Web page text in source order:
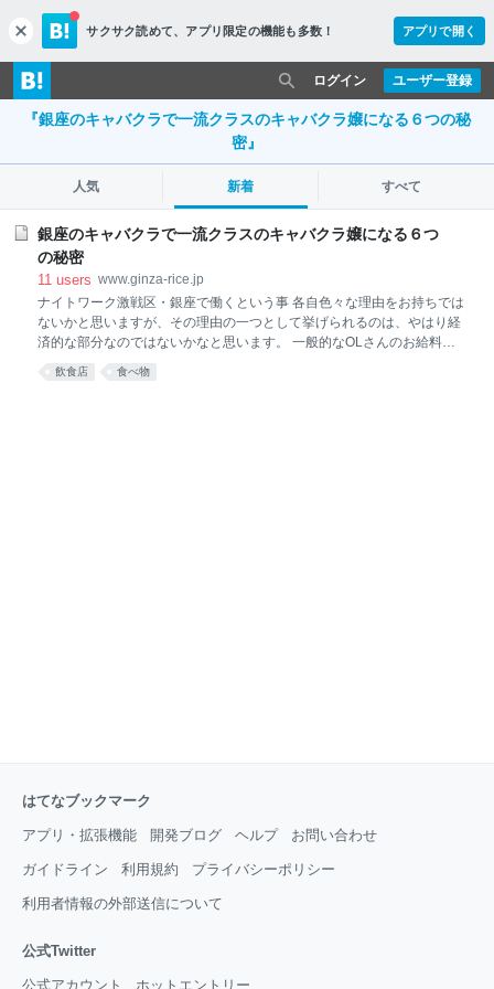
c
l
o
s
サクサク読めて、 アプリ限定の機能も多数！ アプリで開く
ユーザー登録
ログイン
『銀座のキャバクラで一流クラスのキャバクラ嬢になる６つの秘
密』
人気 新着 すべて
銀座のキャバクラで一流クラスのキャバクラ嬢になる６つ
の秘密
11 users www.ginza-rice.jp
ナイトワーク激戦区・銀座で働くという事 各自色々な理由をお持ちでは
ないかと思いますが、その理由の一つとして挙げられるのは、やはり経
済的な部分なのではないかなと思います。 一般的なOLさんのお給料と
比べると、多少売り上げが低めのキャバ嬢の方だったとしても、数割増
程度のお給料は頂けるものです。ましてや勤務しているキャバクラのグ
飲食店 食べ物
はてなブックマーク
アプリ・拡張機能 開発ブログ ヘルプ お問い合わせ
ガイドライン 利用規約 プライバシーポリシー
利用者情報の外部送信について
公式Twitter
公式アカウント ホットエントリー